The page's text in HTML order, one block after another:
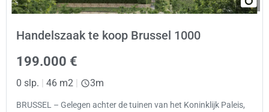
Handelszaak te koop Brussel 1000
199.000 €
0 slp. | 46 m2 | 3m
BRUSSEL – Gelegen achter de tuinen van het Koninklijk Paleis,